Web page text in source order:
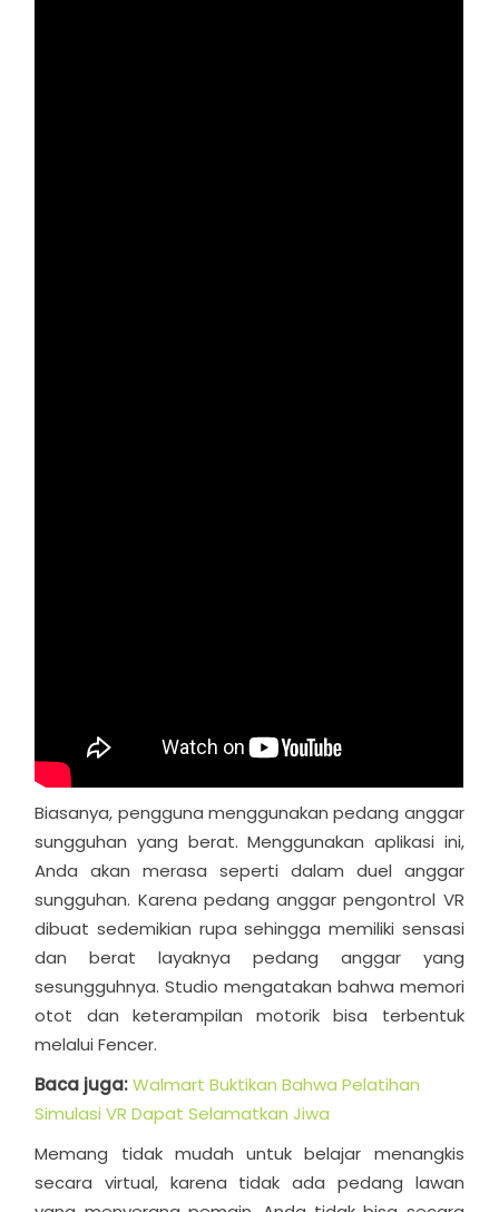
Biasanya, pengguna menggunakan pedang anggar
sungguhan yang berat. Menggunakan aplikasi ini,
Anda akan merasa seperti dalam duel anggar
sungguhan. Karena pedang anggar pengontrol VR
dibuat sedemikian rupa sehingga memiliki sensasi
dan berat layaknya pedang anggar yang
sesungguhnya. Studio mengatakan bahwa memori
otot dan keterampilan motorik bisa terbentuk
melalui Fencer.
Baca juga: Walmart Buktikan Bahwa Pelatihan
Simulasi VR Dapat Selamatkan Jiwa
Memang tidak mudah untuk belajar menangkis
secara virtual, karena tidak ada pedang lawan